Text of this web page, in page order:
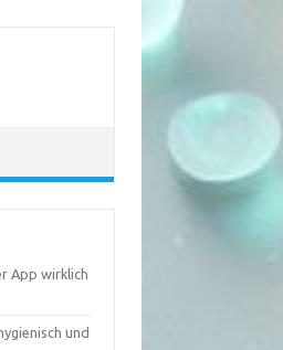
App wirklich
und